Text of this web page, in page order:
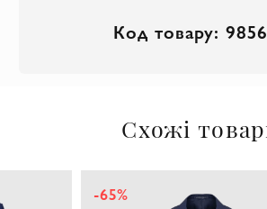
Код товару:
Схожі
-65%